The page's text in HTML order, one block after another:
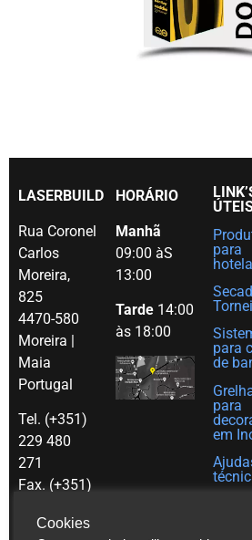
LASERBUILD
Rua Coronel
Carlos
Moreira,
825
4470-580
Moreira |
Maia
Portugal
Tel. (+351)
229 480
271
Fax. (+351)
272
HORÁRIO
Manhã
09:00 àS
13:00
Tarde 14:00
às 18:00
para
para
de
para
em
Cookies